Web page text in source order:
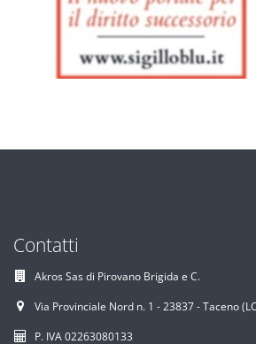
Contatti
Akros Sas di Pirovano Brigida e C.
Via Provinciale Nord n. 1 - 23837 - Taceno
P. IVA 02263080133